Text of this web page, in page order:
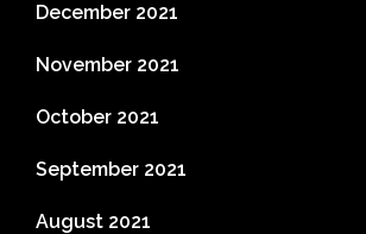
December 2021
November 2021
October 2021
September 2021
August 2021